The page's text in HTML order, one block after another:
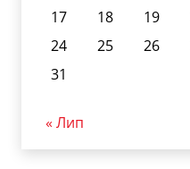
17
18 19
24
25 26
31
« Лип